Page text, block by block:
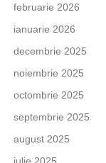
februarie 2026
ianuarie 2026
decembrie 2025
noiembrie 2025
octombrie 2025
septembrie 2025
august 2025